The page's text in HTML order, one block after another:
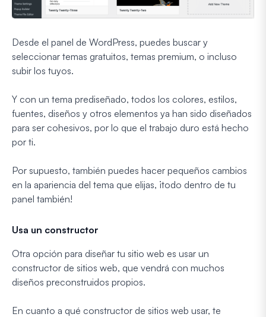
Desde el panel de WordPress, puedes buscar y
seleccionar temas gratuitos, temas premium, o incluso
subir los tuyos.
Y con un tema prediseñado, todos los colores, estilos,
fuentes, diseños y otros elementos ya han sido diseñados
para ser cohesivos, por lo que el trabajo duro está hecho
por ti.
Por supuesto, también puedes hacer pequeños cambios
en la apariencia del tema que elijas, ¡todo dentro de tu
panel también!
Usa un constructor
Otra opción para diseñar tu sitio web es usar un
constructor de sitios web, que vendrá con muchos
diseños preconstruidos propios.
En cuanto a qué constructor de sitios web usar, te